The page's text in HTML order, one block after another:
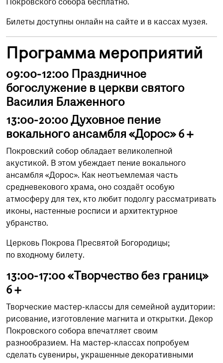
Покровского собора бесплатно.
Билеты доступны онлайн на сайте и в кассах музея.
Программа мероприятий
09:00-12:00 Праздничное
богослужение в церкви святого
Василия Блаженного
13:00-20:00 Духовное пение
вокального ансамбля «Дорос» 6+
Покровский собор обладает великолепной
акустикой. В этом убеждает пение вокального
ансамбля «Дорос». Как неотъемлемая часть
средневекового храма, оно создаёт особую
атмосферу для тех, кто любит подолгу рассматривать
иконы, настенные росписи и архитектурное
убранство.
Церковь Покрова Пресвятой Богородицы;
по входному билету.
13:00-17:00 «Творчество без границ»
6+
Творческие мастер-классы для семейной аудитории:
рисование, изготовление магнита и открытки. Декор
Покровского собора впечатляет своим
разнообразием. На мастер-классах попробуем
сделать сувениры, украшенные декоративными